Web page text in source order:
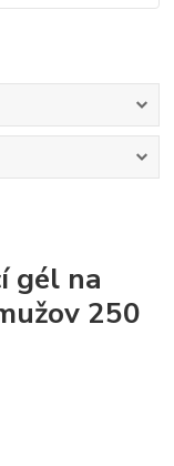
gél na
250